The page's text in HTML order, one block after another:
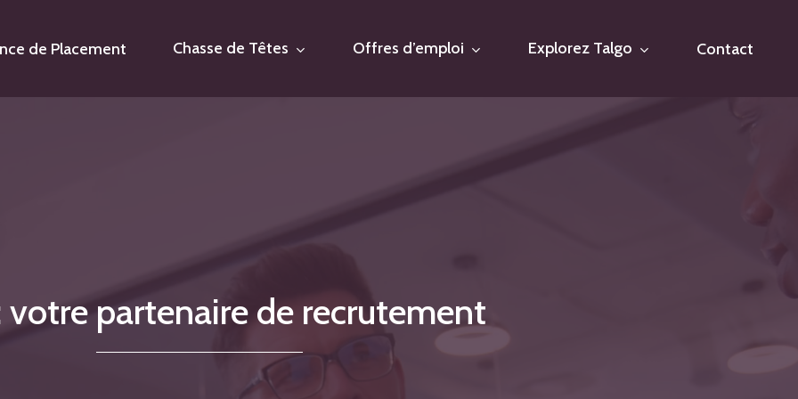
de Placement Chasse de Têtes Offres d’emploi Explorez Talgo Contact
votre partenaire de recrutement